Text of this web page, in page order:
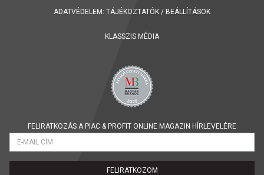
ADATVÉDELEM: TÁJÉKOZTATÓK / BEÁLLÍTÁSOK
KLASSZIS MÉDIA
FELIRATKOZÁS A PIAC & PROFIT ONLINE MAGAZIN HÍRLEVELÉRE
FELIRATKOZOM